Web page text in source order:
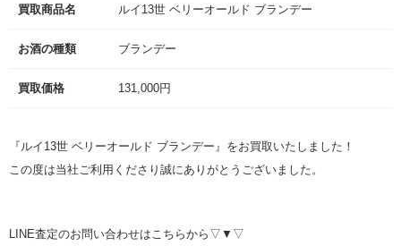
買取商品名 ルイ13世 ベリーオールド ブランデー
お酒の種類 ブランデー
買取価格 131,000円
『ルイ13世 ベリーオールド ブランデー』をお買取いたしました！
この度は当社ご利用くださり誠にありがとうございました。
LINE査定のお問い合わせはこちらから▽▼▽